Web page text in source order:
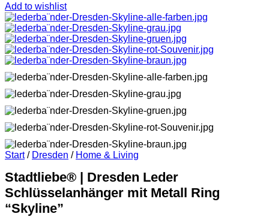
Add to wishlist
Start / Dresden / Home & Living
Stadtliebe® | Dresden Leder
Schlüsselanhänger mit Metall Ring
“Skyline”